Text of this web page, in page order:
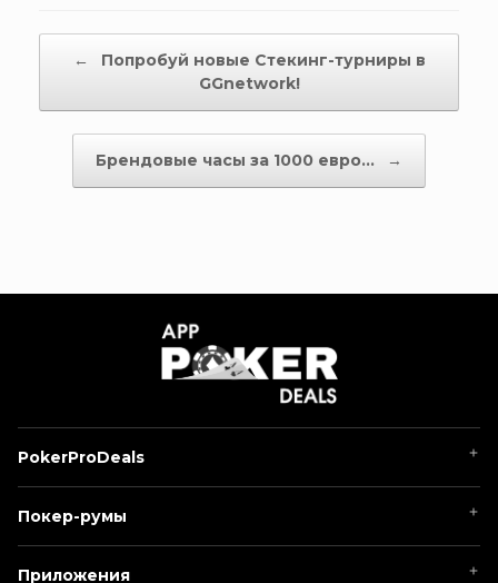
←
Попробуй новые Стекинг-турниры в
GGnetwork!
Брендовые часы за 1000 евро… →
PokerProDeals
Покер-румы
Гайд по онлайн-покеру
Покер-румы
1win Poker
Приложения